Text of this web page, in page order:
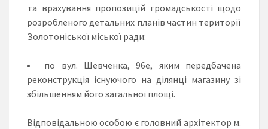
та врахування пропозицій громадськості щодо
розробленого детальних планів частин території
Золотоніської міської ради:
по вул. Шевченка, 96е, яким передбачена
реконструкція існуючого на ділянці магазину зі
збільшенням його загальної площі.
Відповідальною особою є головний архітектор м.